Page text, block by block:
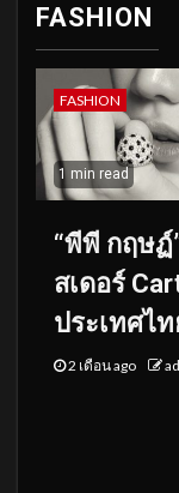
FASHION
FASHION
1 min read
“พีพี กฤษ
สเดอร์
ประเทศไท
2 เดือน ago